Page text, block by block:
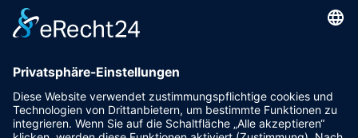
93128 Steinsberg
pr@fsv-steinsberg.de